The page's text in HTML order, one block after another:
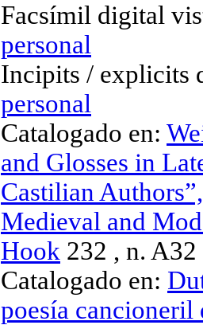
Facsímil digital
personal
Incipits / explicits
personal
Catalogado en:
and Glosses in
Castilian
Medieval and
Hook 232 , n. A32
Catalogado en:
poesía